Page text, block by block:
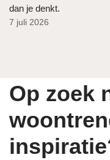
dan je denkt.
7 juli 2026
Op zoek